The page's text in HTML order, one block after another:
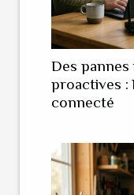
Des pannes
proactives :
connecté